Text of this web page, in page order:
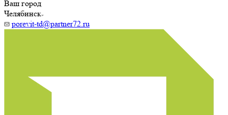
Ваш город
Челябинск
porevit-td@partner72.ru